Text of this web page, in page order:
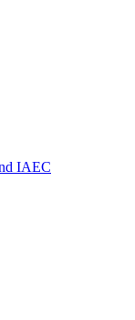
IAEC